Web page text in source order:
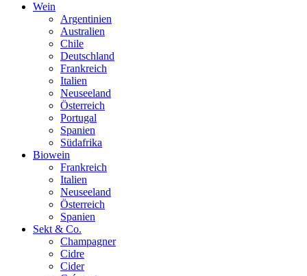
Wein
Argentinien
Australien
Chile
Deutschland
Frankreich
Italien
Neuseeland
Österreich
Portugal
Spanien
Südafrika
Biowein
Frankreich
Italien
Neuseeland
Österreich
Spanien
Sekt & Co.
Champagner
Cidre
Cider